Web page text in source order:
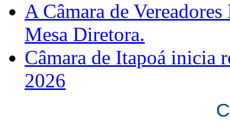
A Câmara de
Mesa Diretora.
Câmara de Itapoá inicia
2026